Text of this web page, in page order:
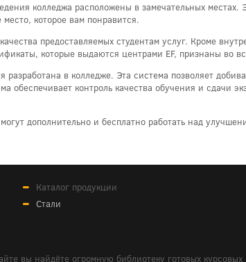
колледжа расположены в замечательных
которое вам понравится.
предоставляемых студентам услуг. Кроме
которые выдаются центрами EF, признаны во
в колледже. Эта система позволяет
обеспечивает контроль качества обучения и сдачи
дополнительно и бесплатно работать над
Каталог продукции
Стали
вы найдёте огромную библиотеку готовых